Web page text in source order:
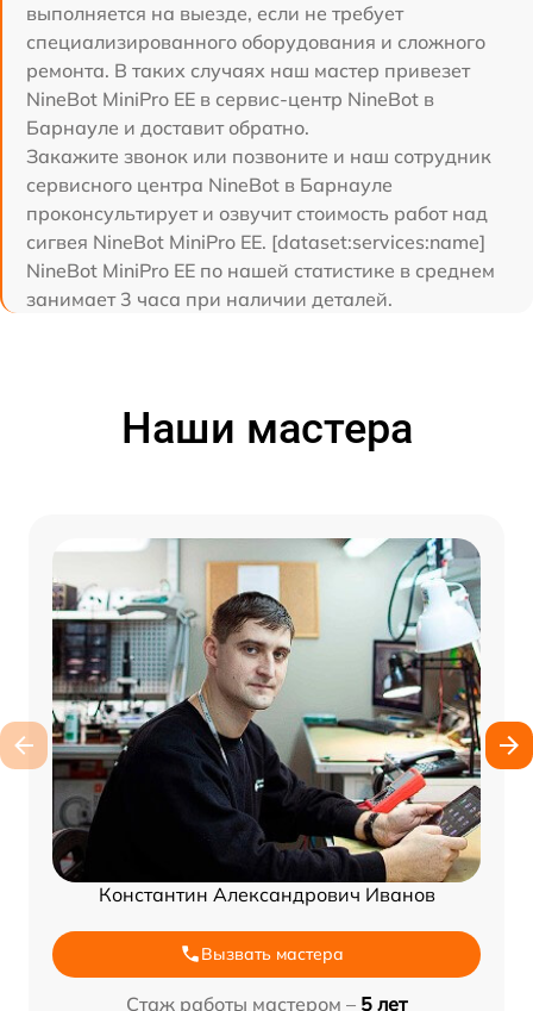
выполняется на выезде, если не требует
специализированного оборудования и сложного
ремонта. В таких случаях наш мастер привезет
NineBot MiniPro EE в сервис-центр NineBot в
Барнауле и доставит обратно.
Закажите звонок или позвоните и наш сотрудник
сервисного центра NineBot в Барнауле
проконсультирует и озвучит стоимость работ над
сигвея NineBot MiniPro EE. [dataset:services:name]
NineBot MiniPro EE по нашей статистике в среднем
занимает 3 часа при наличии деталей.
Наши мастера
Константин Александрович Иванов
Вызвать мастера
Стаж работы мастером – 5 лет